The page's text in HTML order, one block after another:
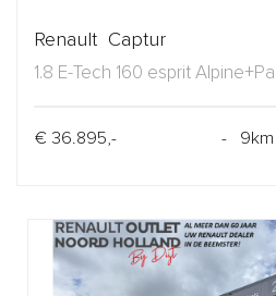
Renault Captur
1.8 E-Tech 160 esprit
€ 36.895,- -